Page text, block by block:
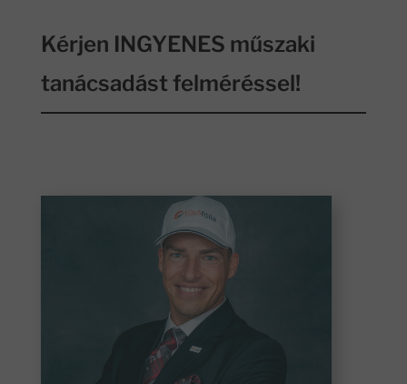
Kérjen INGYENES műszaki
tanácsadást felméréssel!